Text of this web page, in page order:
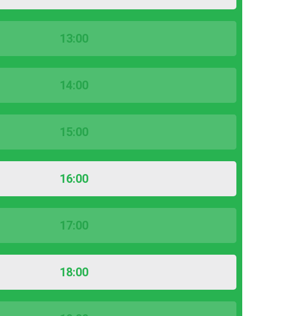
13:00
14:00
15:00
16:00
17:00
18:00